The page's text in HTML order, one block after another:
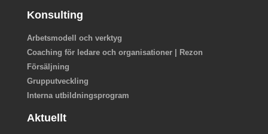
Konsulting
Arbetsmodell och verktyg
Coaching för ledare och organisationer | Rezon
Försäljning
Grupputveckling
Interna utbildningsprogram
Aktuellt